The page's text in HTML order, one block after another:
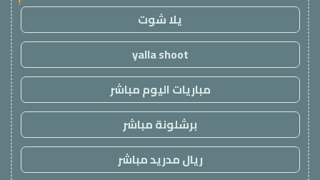
يلا شوت
yalla shoot
مباريات اليوم مباشر
برشلونة مباشر
ريال مدريد مباشر